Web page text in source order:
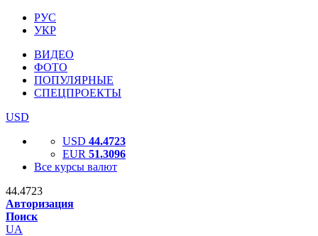
РУС
УКР
ВИДЕО
ФОТО
ПОПУЛЯРНЫЕ
СПЕЦПРОЕКТЫ
USD
USD 44.4723
EUR 51.3096
Все курсы валют
44.4723
Авторизация
Поиск
UA